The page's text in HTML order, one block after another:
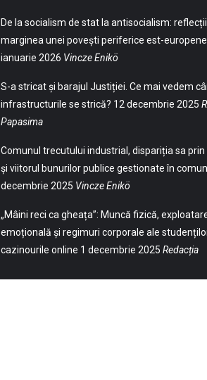
De la socialism de stat la antisocialism:
marginea unei povești periferice est-europene
ianuarie 2026 Vincze Enikö
S-a stricat și barajul Justiției. Ce mai vedem
infrastructurile se strică? 12 decembrie 2025
Papasima
Comunul trecutului industrial, dispariția sa
și viitorul bunurilor publice gestionate în comun
decembrie 2025 Vincze Enikö
„Mâini reci ca gheața”: Muncă fizică,
emoțională și regimuri corporale ale
cazinourile online 1 decembrie 2025 Redacția